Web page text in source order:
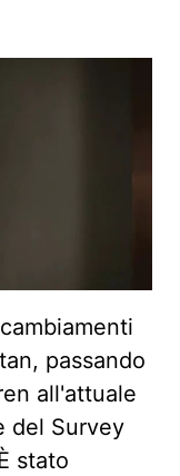
passando
all'attuale
del Survey
stato